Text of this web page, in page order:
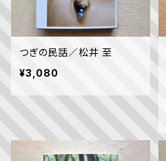
つぎの民話／松井 至
¥3,080